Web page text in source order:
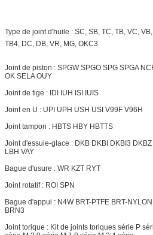
Type de joint d'huile : SC, SB, TC, TB, VC, VB,
TB4, DC, DB, VR, MG, OKC3
Joint de piston : SPGW SPGO SPG SPGA
OK SELA OUY
Joint de tige : IDI IUH ISI IUIS
Joint en U : UPI UPH USH USI V99F V96H
Joint tampon : HBTS HBY HBTTS
Joint d'essuie-glace : DKB DKBI DKBI3 DKBZ
LBH VAY
Bague d'usure : WR KZT RYT
Joint rotatif : ROI SPN
Bague d'appui : N4W BRT-PTFE BRT-NYLON
BRN3
Joint torique : Kit de joints toriques série P